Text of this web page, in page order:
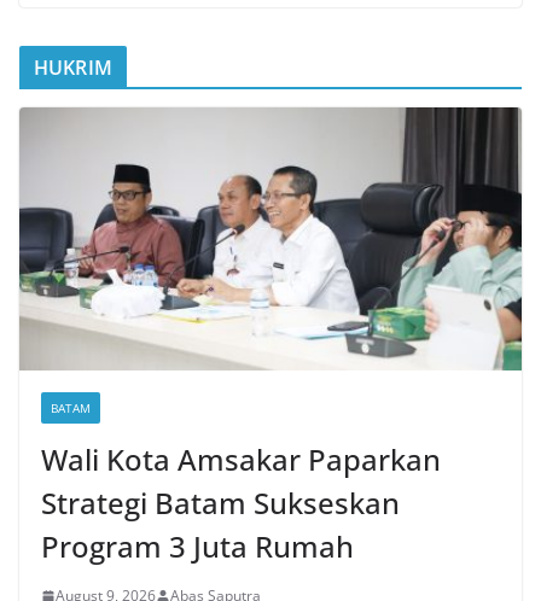
HUKRIM
BATAM
Wali Kota Amsakar Paparkan
Strategi Batam Sukseskan
Program 3 Juta Rumah
August 9, 2026 Abas Saputra